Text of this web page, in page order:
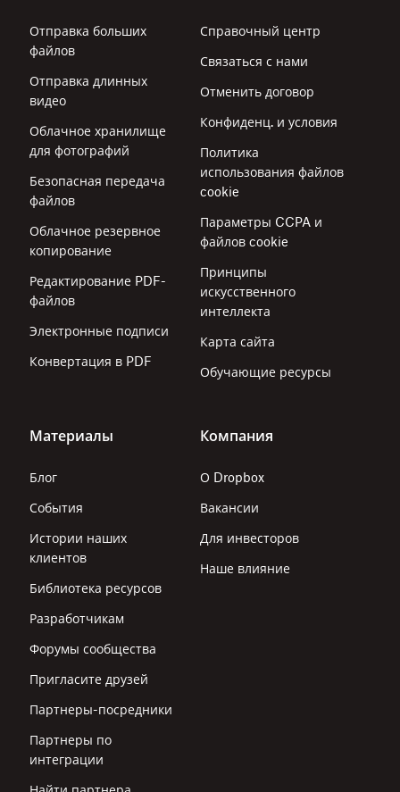
Отправка больших
файлов
Отправка длинных
видео
Облачное хранилище
для фотографий
Безопасная передача
файлов
Облачное резервное
копирование
Редактирование PDF-
файлов
Электронные подписи
Конвертация в PDF
Справочный центр
Связаться с нами
Отменить договор
Конфиденц. и условия
Политика
использования файлов
cookie
Параметры CCPA и
файлов cookie
Принципы
искусственного
интеллекта
Карта сайта
Обучающие ресурсы
Материалы
Блог
События
Истории наших
клиентов
Библиотека ресурсов
Разработчикам
Форумы сообщества
Пригласите друзей
Партнеры-посредники
Партнеры по
интеграции
Компания
О Dropbox
Вакансии
Для инвесторов
Наше влияние